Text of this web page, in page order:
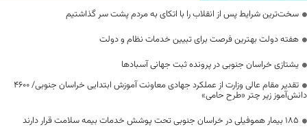
سخت‌ترین شرایط پس از انقلاب را با اتکای به مردم پشت سر گذاشتیم
هفته دولت بهترین فرصت برای تبیین خدمات نظام و دولت
یشتازی خراسان جنوبی در پرونده ثبت جهانی آسبادها
تقدیر مقام عالی وزارت از عملکرد جهادی معاونت آموزش ابتدایی خراسان جنوبی/ ۴۶۰۰
دانش‌آموز زیر چتر «طرح حامی»
۱۸۵ بیمار هموفیلی در خراسان جنوبی تحت پوشش خدمات بیمه سلامت قرار دارند